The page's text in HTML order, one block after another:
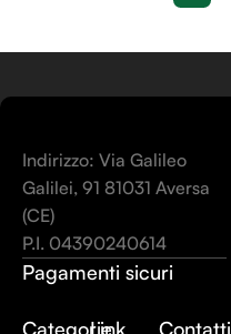
Indirizzo: Via Galileo
Galilei, 91 81031 Aversa
(CE)
P.I. 04390240614
Pagamenti sicuri
Categorie
Link Contatti